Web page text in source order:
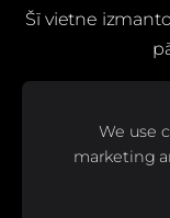
Šī vietne
Seko mums
We use
marketing